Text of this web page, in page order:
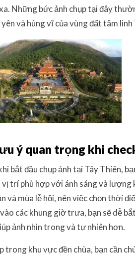
Những bức ảnh chụp tại đây
và hùng vĩ của vùng đất tâm linh
ý quan trọng khi
bắt đầu chụp ảnh tại Tây Thiên,
vị trí phù hợp với ánh sáng và
và mùa lễ hội, nên việc chọn thời
các khung giờ trưa, bạn sẽ dễ
ảnh nhìn trong và tự nhiên hơn.
trong khu vực đền chùa, bạn cần